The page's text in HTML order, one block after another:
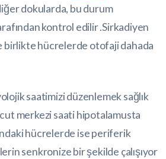
dokularda, bu durum
kontrol edilir .Sirkadiyen
birlikte hücrelerde otofaji dahada
saatimizi düzenlemek sağlık
merkezi saati hipotalamusta
hücrelerde ise periferik
senkronize bir şekilde çalışıyor